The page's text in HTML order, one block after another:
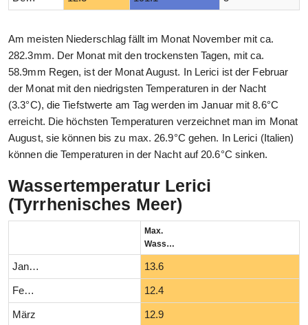
Am meisten Niederschlag fällt im Monat November mit ca.
282.3mm. Der Monat mit den trockensten Tagen, mit ca.
58.9mm Regen, ist der Monat August. In Lerici ist der Februar
der Monat mit den niedrigsten Temperaturen in der Nacht
(3.3°C), die Tiefstwerte am Tag werden im Januar mit 8.6°C
erreicht. Die höchsten Temperaturen verzeichnet man im Monat
August, sie können bis zu max. 26.9°C gehen. In Lerici (Italien)
können die Temperaturen in der Nacht auf 20.6°C sinken.
Wassertemperatur Lerici
(Tyrrhenisches Meer)
Max.
Wassertemperatur (°C)
Januar 13.6
Februar 12.4
März 12.9